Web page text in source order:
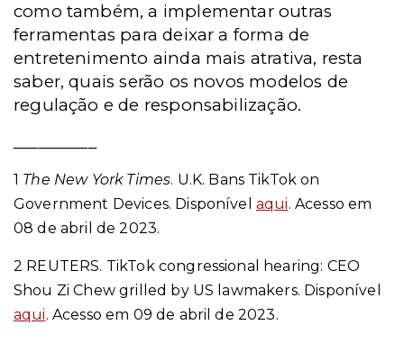
como também, a implementar outras
ferramentas para deixar a forma de
entretenimento ainda mais atrativa, resta
saber, quais serão os novos modelos de
regulação e de responsabilização.
1 The New York Times. U.K. Bans TikTok on
Government Devices. Disponível aqui. Acesso em
08 de abril de 2023.
2 REUTERS. TikTok congressional hearing: CEO
Shou Zi Chew grilled by US lawmakers. Disponível
aqui. Acesso em 09 de abril de 2023.